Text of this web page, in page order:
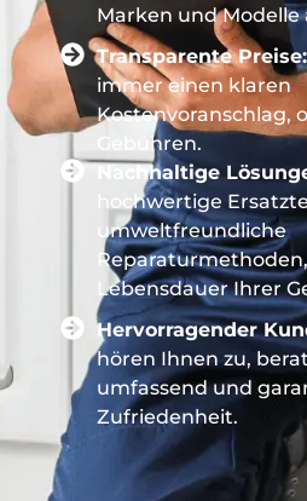
Marken und Modelle
Transparente Preise:
immer einen klaren
Kostenvoranschlag,
Gebühren.
Nachhaltige
hochwertige
umweltfreundliche
Lebensdauer Ihrer
Hervorragender
hören Ihnen zu,
umfassend und
Zufriedenheit.